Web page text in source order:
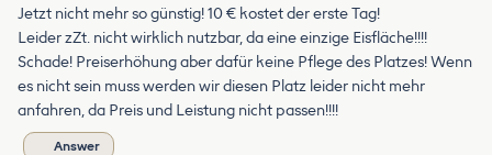
Jetzt nicht mehr so günstig! 10 € kostet der erste Tag!
Leider zZt. nicht wirklich nutzbar, da eine einzige Eisfläche!!!!
Schade! Preiserhöhung aber dafür keine Pflege des Platzes! Wenn
es nicht sein muss werden wir diesen Platz leider nicht mehr
anfahren, da Preis und Leistung nicht passen!!!!
Answer